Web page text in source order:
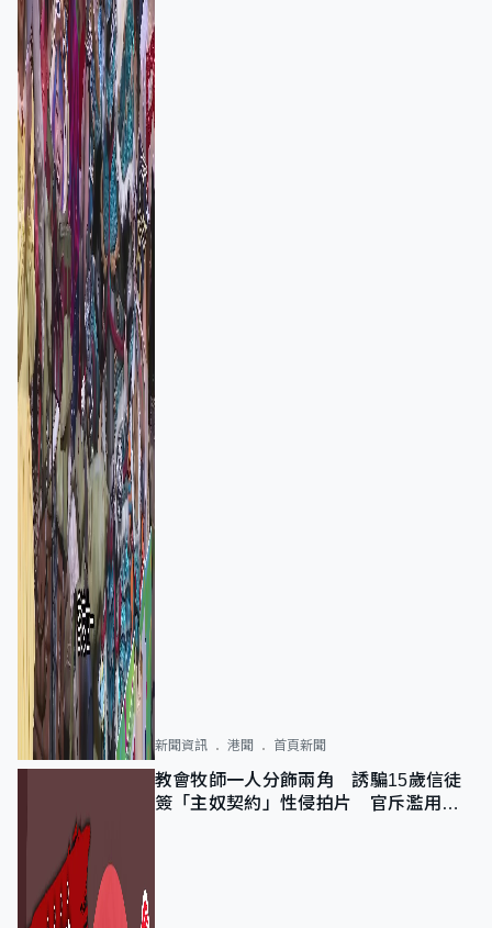
新聞資訊 港聞 首頁新聞
教會牧師一人分飾兩角 誘騙15歲信徒
簽「主奴契約」性侵拍片 官斥濫用教